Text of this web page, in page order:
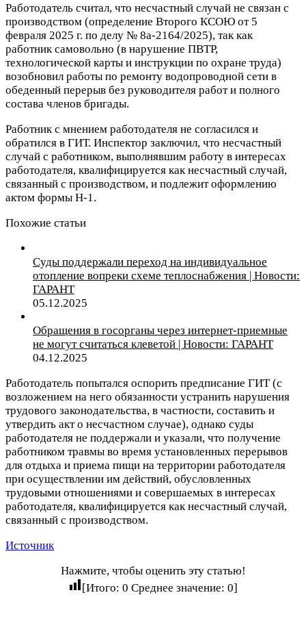
Работодатель считал, что несчастный случай не связан с
производством (определение Второго КСОЮ от 5
февраля 2025 г. по делу № 8а-2164/2025), так как
работник самовольно (в нарушение ПВТР,
технологической карты и инструкции по охране труда)
возобновил работы по ремонту водопроводной сети в
обеденный перерыв без руководителя работ и полного
состава членов бригады.
Работник с мнением работодателя не согласился и
обратился в ГИТ. Инспектор заключил, что несчастный
случай с работником, выполнявшим работу в интересах
работодателя, квалифицируется как несчастный случай,
связанный с производством, и подлежит оформлению
актом формы Н-1.
Похожие статьи
Суды поддержали переход на индивидуальное
отопление вопреки схеме теплоснабжения | Новости:
ГАРАНТ
05.12.2025
Обращения в госорганы через интернет-приемные
не могут считаться клеветой | Новости: ГАРАНТ
04.12.2025
Работодатель попытался оспорить предписание ГИТ (с
возложением на него обязанности устранить нарушения
трудового законодательства, в частности, составить и
утвердить акт о несчастном случае), однако суды
работодателя не поддержали и указали, что получение
работником травмы во время установленных перерывов
для отдыха и приема пищи на территории работодателя
при осуществлении им действий, обусловленных
трудовыми отношениями и совершаемых в интересах
работодателя, квалифицируется как несчастный случай,
связанный с производством.
Источник
Нажмите, чтобы оценить эту статью!
[Итого: 0 Среднее значение: 0]